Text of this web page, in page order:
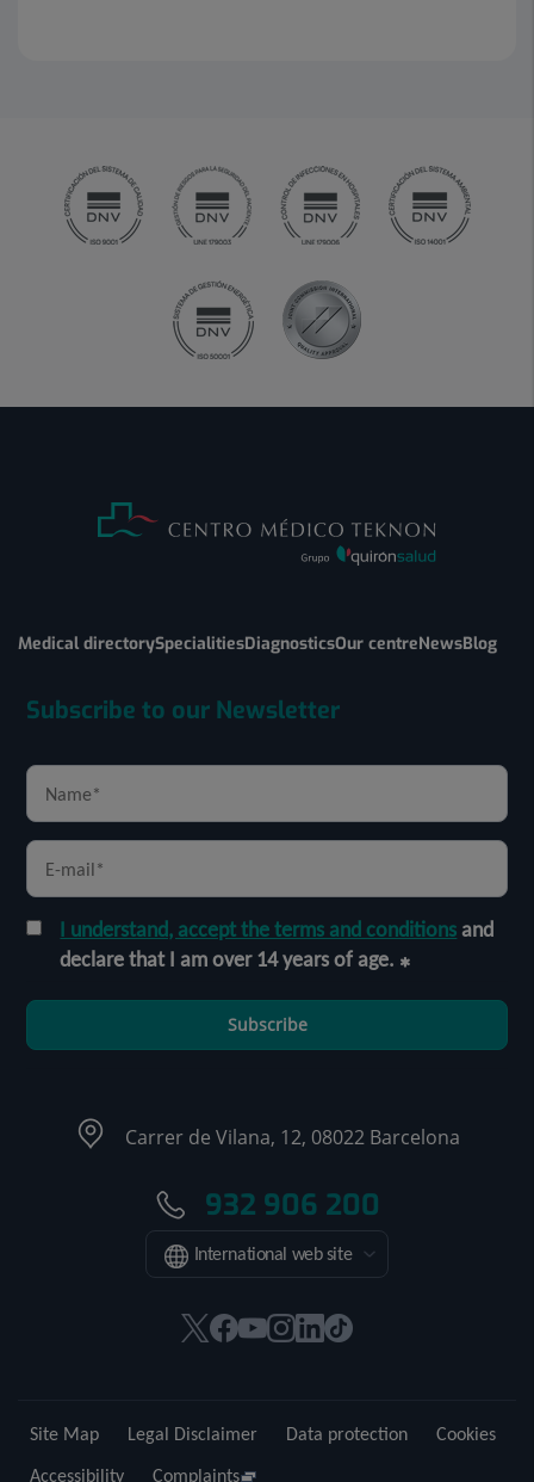
Medical directorySpecialitiesDiagnosticsOur centreNewsBlog
Subscribe to our Newsletter
I understand, accept the terms and conditionsand
declare that I am over 14 years of age.
Subscribe
Carrer de Vilana, 12, 08022 Barcelona
932 906 200
International web site
This
in
a
This
in
a
ThisThis
in
This
in
Link
Site Map Legal Disclaimer Data protection
Cookies
Accessibility
Complaints